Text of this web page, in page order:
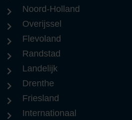
Noord-Holland
Overijssel
Flevoland
Randstad
Landelijk
Drenthe
Friesland
Internationaal